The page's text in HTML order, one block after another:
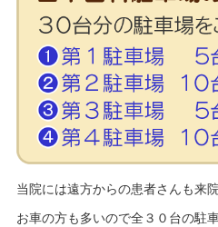
当院には遠方からの患者さんも来
お車の方も多いので全３０台の駐